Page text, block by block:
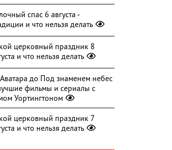
спас 6 августа -
и что нельзя делать
церковный праздник 8
и что нельзя делать
до Под знаменем небес
фильмы и сериалы с
Уортингтоном
церковный праздник 7
и что нельзя делать